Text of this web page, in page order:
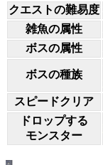
クエストの難易度
雑魚の属性
ボスの属性
ボスの種族
スピードクリア
ドロップする
モンスター